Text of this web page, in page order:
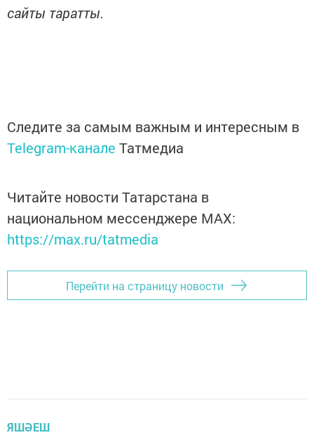
сайты таратты.
Следите за самым важным и интересным в
Telegram-канале Татмедиа
Читайте новости Татарстана в
национальном мессенджере MАХ:
https://max.ru/tatmedia
Перейти на страницу новости
ЯШӘЕШ